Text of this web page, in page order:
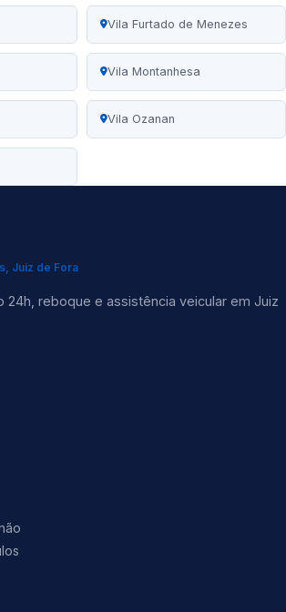
Vila Furtado de Menezes
Vila Montanhesa
Vila Ozanan
Juiz de Fora
24h, reboque e assistência veicular em Juiz